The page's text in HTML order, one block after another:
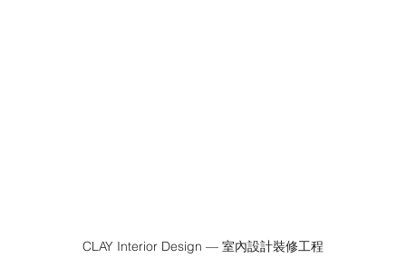
CLAY Interior Design — 室內設計裝修工程